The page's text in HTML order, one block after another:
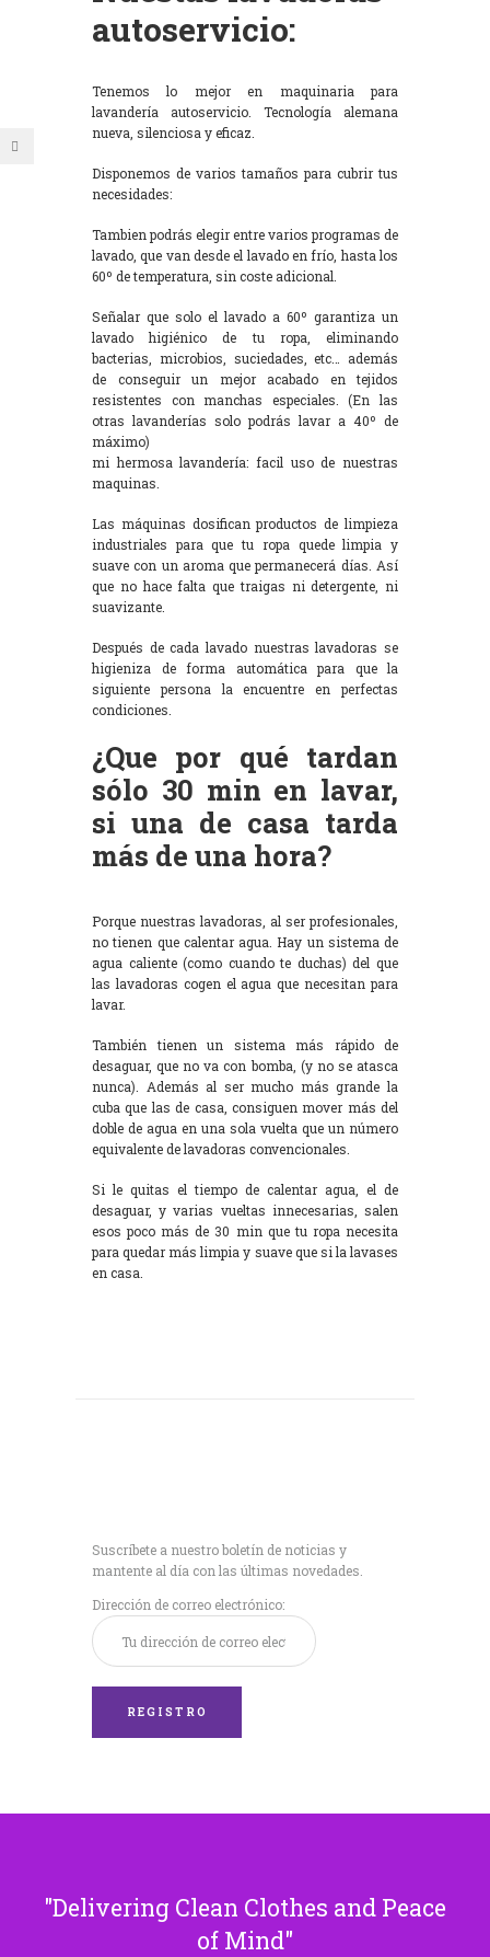
autoservicio:
Tenemos lo mejor en maquinaria para
lavandería autoservicio. Tecnología alemana
nueva, silenciosa y eficaz.
Disponemos de varios tamaños para cubrir tus
necesidades:
Tambien podrás elegir entre varios programas de
lavado, que van desde el lavado en frío, hasta los
60º de temperatura, sin coste adicional.
Señalar que solo el lavado a 60º garantiza un
lavado higiénico de tu ropa, eliminando
bacterias, microbios, suciedades, etc… además
de conseguir un mejor acabado en tejidos
resistentes con manchas especiales. (En las
otras lavanderías solo podrás lavar a 40º de
máximo)
mi hermosa lavandería: facil uso de nuestras
maquinas.
Las máquinas dosifican productos de limpieza
industriales para que tu ropa quede limpia y
suave con un aroma que permanecerá días. Así
que no hace falta que traigas ni detergente, ni
suavizante.
Después de cada lavado nuestras lavadoras se
higieniza de forma automática para que la
siguiente persona la encuentre en perfectas
condiciones.
¿Que por qué tardan
sólo 30 min en lavar,
si una de casa tarda
más de una hora?
Porque nuestras lavadoras, al ser profesionales,
no tienen que calentar agua. Hay un sistema de
agua caliente (como cuando te duchas) del que
las lavadoras cogen el agua que necesitan para
lavar.
También tienen un sistema más rápido de
desaguar, que no va con bomba, (y no se atasca
nunca). Además al ser mucho más grande la
cuba que las de casa, consiguen mover más del
doble de agua en una sola vuelta que un número
equivalente de lavadoras convencionales.
Si le quitas el tiempo de calentar agua, el de
desaguar, y varias vueltas innecesarias, salen
esos poco más de 30 min que tu ropa necesita
para quedar más limpia y suave que si la lavases
en casa.
Suscríbete a nuestro boletín de noticias y
mantente al día con las últimas novedades.
Dirección de correo electrónico:
Delivering Clean Clothes and Peace
of Mind